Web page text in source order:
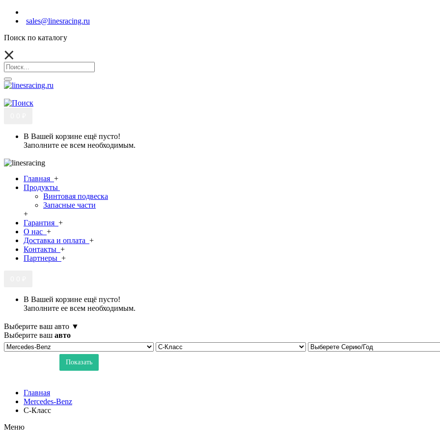
sales@linesracing.ru
Поиск по каталогу
В Вашей корзине ещё пусто!
Заполните ее всем необходимым.
Главная +
Продукты
Винтовая подвеска
Запасные части
+
Гарантия +
О нас +
Доставка и оплата +
Контакты +
Партнеры +
В Вашей корзине ещё пусто!
Заполните ее всем необходимым.
Выберите ваш авто ▼
Выберите ваш авто
Показать
Главная
Mercedes-Benz
C-Класс
Меню